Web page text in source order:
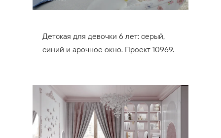
Детская для девочки 6 лет: серый,
синий и арочное окно. Проект 10969.